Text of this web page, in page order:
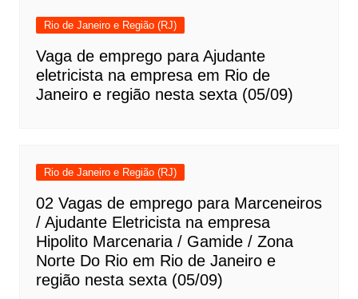
Rio de Janeiro e Região (RJ)
Vaga de emprego para Ajudante
eletricista na empresa em Rio de
Janeiro e região nesta sexta (05/09)
Rio de Janeiro e Região (RJ)
02 Vagas de emprego para Marceneiros
/ Ajudante Eletricista na empresa
Hipolito Marcenaria / Gamide / Zona
Norte Do Rio em Rio de Janeiro e
região nesta sexta (05/09)